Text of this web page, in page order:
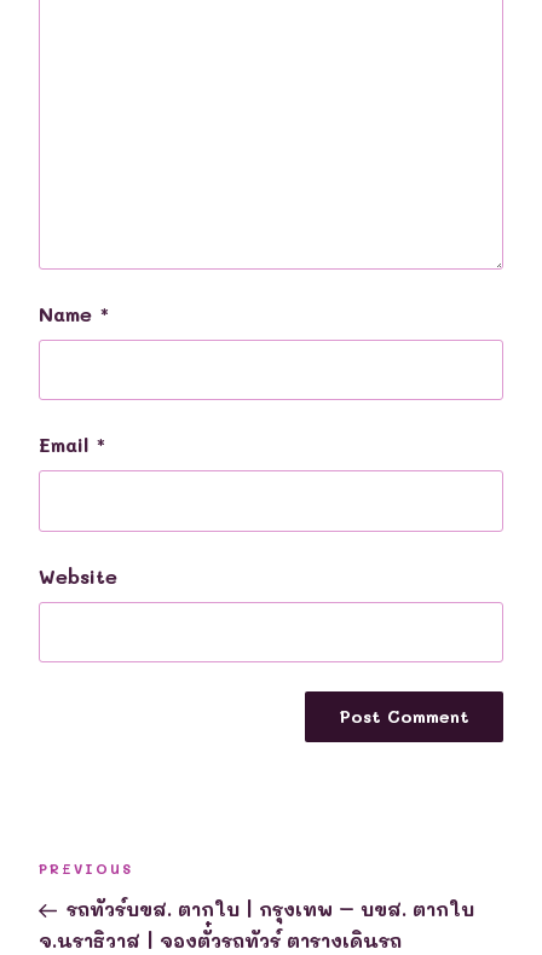
Name *
Email *
Website
Previous
Post
PREVIOUS
รถทัวร์บขส. ตากใบ | กรุงเทพ – บขส. ตากใบ
จ.นราธิวาส | จองตั๋วรถทัวร์ ตารางเดินรถ